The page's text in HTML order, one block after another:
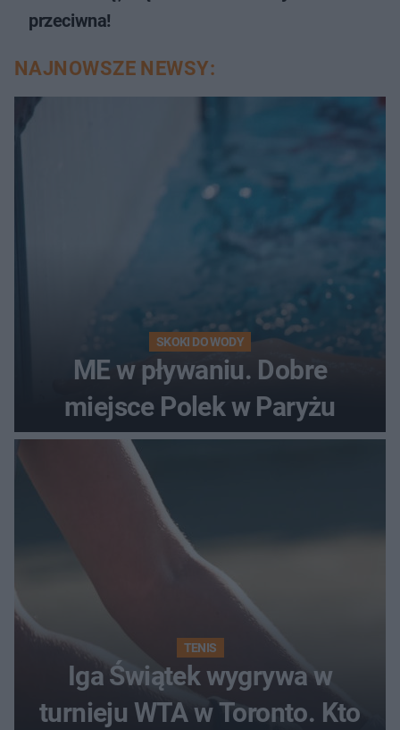
przeciwna!
NAJNOWSZE NEWSY:
SKOKI DO WODY
ME w pływaniu. Dobre
miejsce Polek w Paryżu
TENIS
Iga Świątek wygrywa w
turnieju WTA w Toronto. Kto